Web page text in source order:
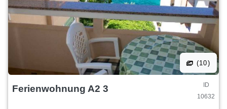
(10)
Ferienwohnung A2 3
ID
10632